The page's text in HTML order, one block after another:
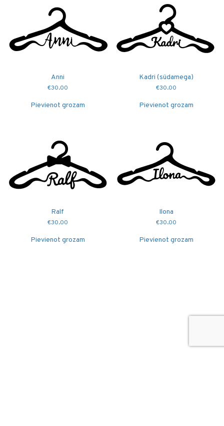
Anni
€30.00
Pievienot grozam
Kadri (südamega)
€30.00
Pievienot grozam
Ralf
€30.00
Pievienot grozam
Ilona
€30.00
Pievienot grozam